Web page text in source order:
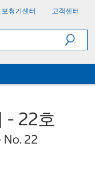
보청기센터 고객센터
- 22호
No. 22